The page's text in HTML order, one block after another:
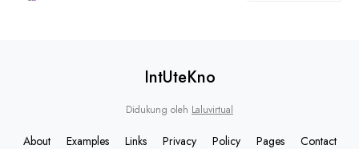
IntUteKno
Didukung oleh Laluvirtual
About Examples Links Privacy Policy Pages Contact